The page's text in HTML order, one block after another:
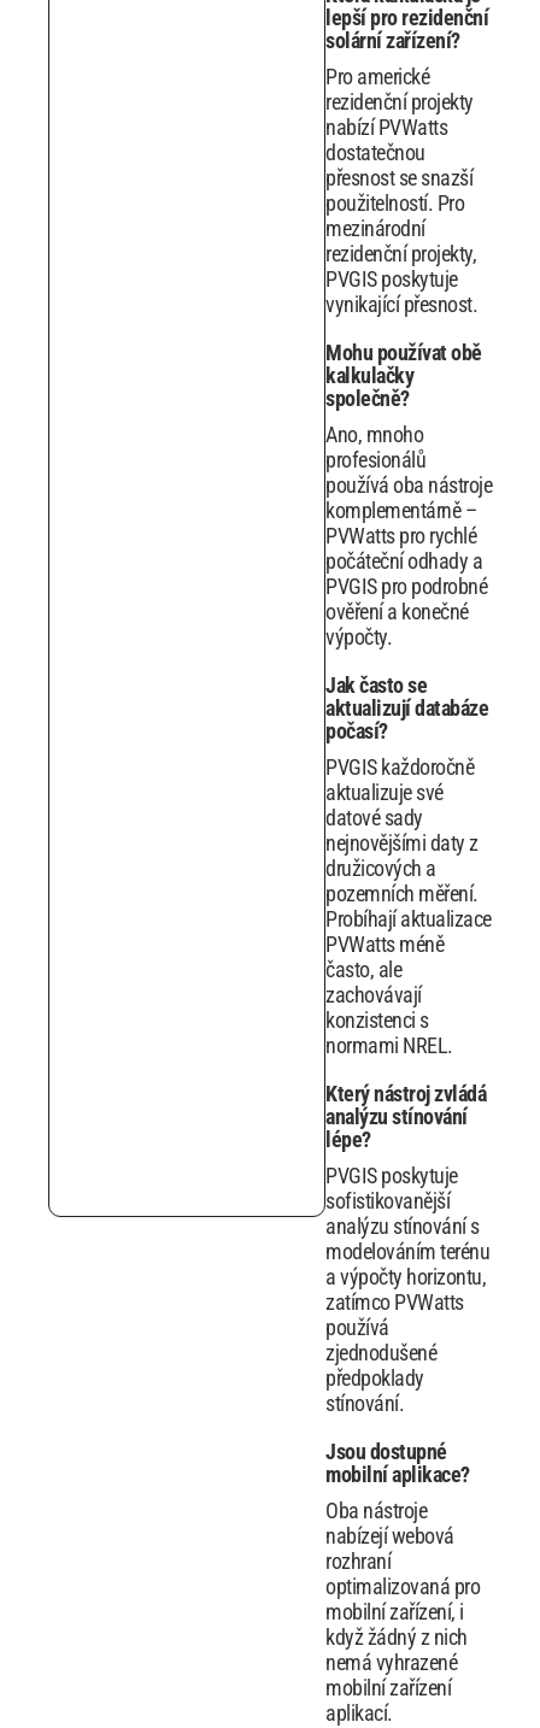
lepší pro rezidenční
solární zařízení?
Pro americké
rezidenční projekty
nabízí PVWatts
dostatečnou
přesnost se snazší
použitelností. Pro
mezinárodní
rezidenční projekty,
PVGIS poskytuje
vynikající přesnost.
Mohu používat obě
kalkulačky
společně?
Ano, mnoho
profesionálů
používá oba nástroje
komplementárně –
PVWatts pro rychlé
počáteční odhady a
PVGIS pro podrobné
ověření a konečné
výpočty.
Jak často se
aktualizují databáze
počasí?
PVGIS každoročně
aktualizuje své
datové sady
nejnovějšími daty z
družicových a
pozemních měření.
Probíhají aktualizace
PVWatts méně
často, ale
zachovávají
konzistenci s
normami NREL.
Který nástroj zvládá
analýzu stínování
lépe?
PVGIS poskytuje
sofistikovanější
analýzu stínování s
modelováním terénu
a výpočty horizontu,
zatímco PVWatts
používá
zjednodušené
předpoklady
stínování.
Jsou dostupné
mobilní aplikace?
Oba nástroje
nabízejí webová
rozhraní
optimalizovaná pro
mobilní zařízení, i
když žádný z nich
nemá vyhrazené
mobilní zařízení
aplikací.